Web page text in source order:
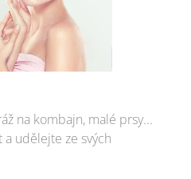
na kombajn, malé prsy...
udělejte ze svých